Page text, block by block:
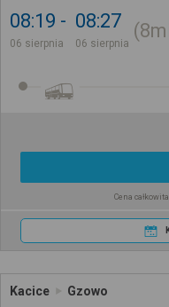
08:19
06 sierpnia
08:27
06 sierpnia
Cena
Kacice Gzowo